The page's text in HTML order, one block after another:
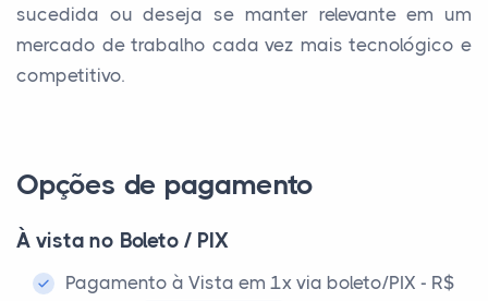
sucedida ou deseja se manter relevante em um
mercado de trabalho cada vez mais tecnológico e
competitivo.
Opções de pagamento
À vista no Boleto / PIX
Pagamento à Vista em 1x via boleto/PIX - R$